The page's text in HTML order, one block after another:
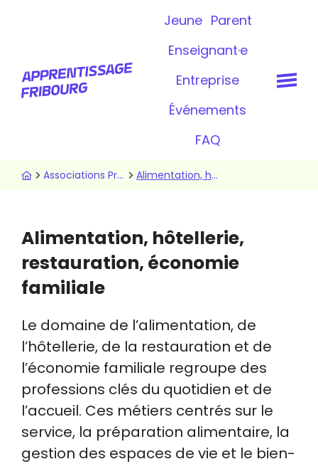
TopbarJeune Parent
Enseignant·e
Entreprise
Événements
FAQ
Fil
Associations Professionnelles Alimentation, hôtellerie, restauration, économie familiale
Alimentation, hôtellerie,
restauration, économie
familiale
Le domaine de l’alimentation, de
l’hôtellerie, de la restauration et de
l’économie familiale regroupe des
professions clés du quotidien et de
l’accueil. Ces métiers centrés sur le
service, la préparation alimentaire, la
gestion des espaces de vie et le bien-